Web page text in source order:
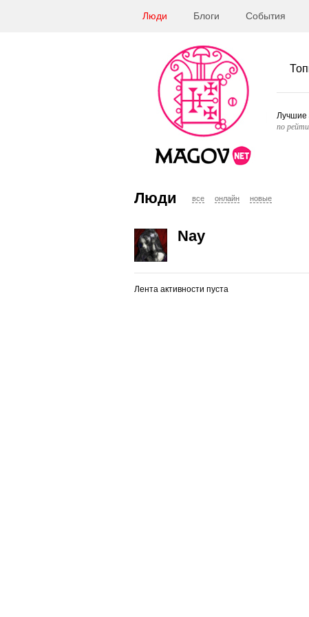
Люди Блоги События
Лучшие
по
Люди все онлайн новые
Nay
Лента активности пуста